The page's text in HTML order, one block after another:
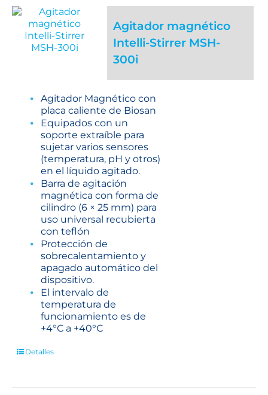
Agitador magnético
Intelli-Stirrer MSH-
300i
Agitador Magnético con
placa caliente de Biosan
Equipados con un
soporte extraíble para
sujetar varios sensores
(temperatura, pH y otros)
en el líquido agitado.
Barra de agitación
magnética con forma de
cilindro (6 × 25 mm) para
uso universal recubierta
con teflón
Protección de
sobrecalentamiento y
apagado automático del
dispositivo.
El intervalo de
temperatura de
funcionamiento es de
+4°С a +40°С
Detalles